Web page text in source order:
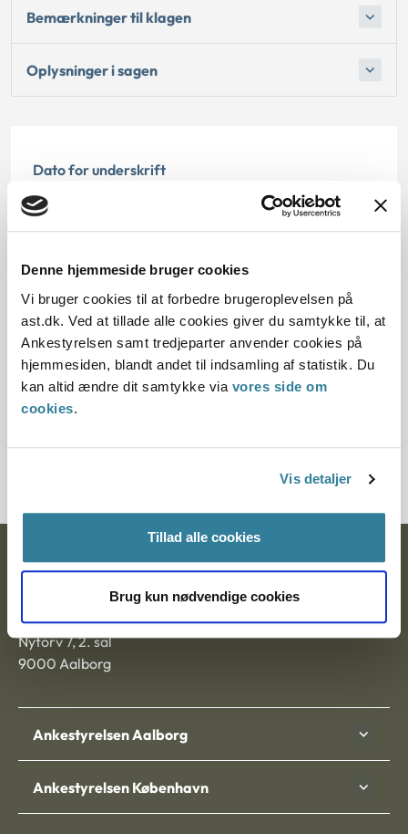
Denne hjemmeside bruger cookies
Vi bruger cookies til at forbedre brugeroplevelsen på
ast.dk. Ved at tillade alle cookies giver du samtykke til, at
Ankestyrelsen samt tredjeparter anvender cookies på
hjemmesiden, blandt andet til indsamling af statistik. Du
kan altid ændre dit samtykke via vores side om
cookies.
Vis detaljer
Tillad alle cookies
Brug kun nødvendige cookies
Bemærkninger til klagen
Oplysninger i sagen
Dato for underskrift
31.05.2011
10.07.2013
Paragraf
§ 42
Journalnummer
Ankestyrelsen
Nytorv 7, 2. sal
9000 Aalborg
Ankestyrelsen Aalborg
Ankestyrelsen København